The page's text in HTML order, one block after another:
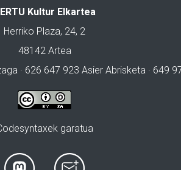
Kultur Elkartea
Herriko Plaza, 24, 2
48142 Artea
· 626 647 923 Asier Abrisketa · 649
garatua